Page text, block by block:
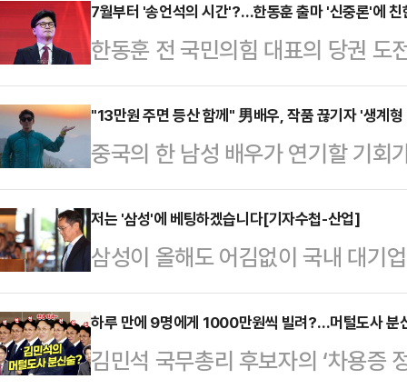
을 위한 물밑 움직임이 속도를 내
결과, 진종오 의원은 청년당원들과
강남역에서 당원 가입 독려 행사를
결정되지 않았다.표면상으로는 청
에서는 한 전 대표의 본격적인 지지
진 의…
7월부터 '송언석의 시간'?…한동훈 출마 '신중론'에 친
한동훈 전 국민의힘 대표의 당권 도
가운데, 한 전 대표의 전당대회 출
선거가 이재명 대통령 임기 초에 진
데다, 당 대표가 돼도 송언석 국민
계)와의 합을 맞추기 어렵다는 지
재 상황을 '일장일단'(一長一短·장
뜻)으로 보고 출마를 독려하는 분
정성국 국민의힘 의원은 지…
"13만원 주면 등산 함께" 男배우, 작품 끊기자 '생계
중국의 한 남성 배우가 연기할 기회
계형 아르바이트에 나서 화제다.16
중국의 배우 사원정(스위엔팅)이
있다고 보도했다.사원정은 자신과
시간에는 699위안(한화 약 13만
고 동반 산행을 하는 것으로 전해졌
주거나 무료 생수와 과일을 제공하
저는 '삼성'에 베팅하겠습니다[기자수첩-산업]
삼성이 올해도 어김없이 국내 대기
위원회가 매년 순위를 매기는 공시
24년 연속 1위 자리를 내주지 않았
는 '삼성의 위기감'이 한편으론 낯
하루 만에 9명에게 1000만원씩 빌려?…머털도사 분
김민석 국무총리 후보자의 ‘차용증